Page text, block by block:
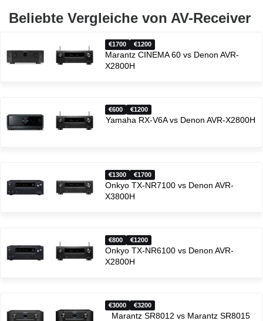
Beliebte Vergleiche von AV-Receiver
1700 1200
Marantz CINEMA 60 vs Denon AVR-
X2800H
600 1200
Yamaha RX-V6A vs Denon AVR-X2800H
1300 1700
Onkyo TX-NR7100 vs Denon AVR-
X3800H
800 1200
Onkyo TX-NR6100 vs Denon AVR-
X2800H
3000 3200
Marantz SR8012 vs Marantz SR8015